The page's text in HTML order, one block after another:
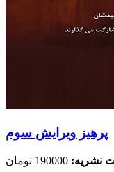
پرهیز ویرایش سوم
نشریه: